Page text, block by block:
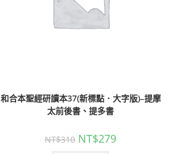
和合本聖經研讀本37(新標點．大字版)–提摩
太前後書、提多書
NT$310 NT$279